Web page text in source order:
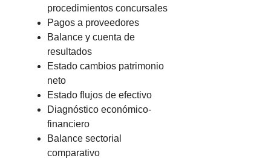
procedimientos concursales
Pagos a proveedores
Balance y cuenta de
resultados
Estado cambios patrimonio
neto
Estado flujos de efectivo
Diagnóstico económico-
financiero
Balance sectorial
comparativo